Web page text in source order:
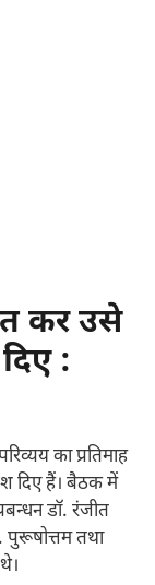
कर उसे
:
का प्रतिमाह
दिए हैं। बैठक में
डॉ. रंजीत
पुरूषोत्तम तथा